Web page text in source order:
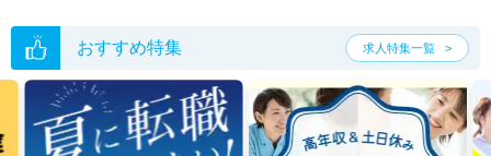
おすすめ特集 求人特集一覧